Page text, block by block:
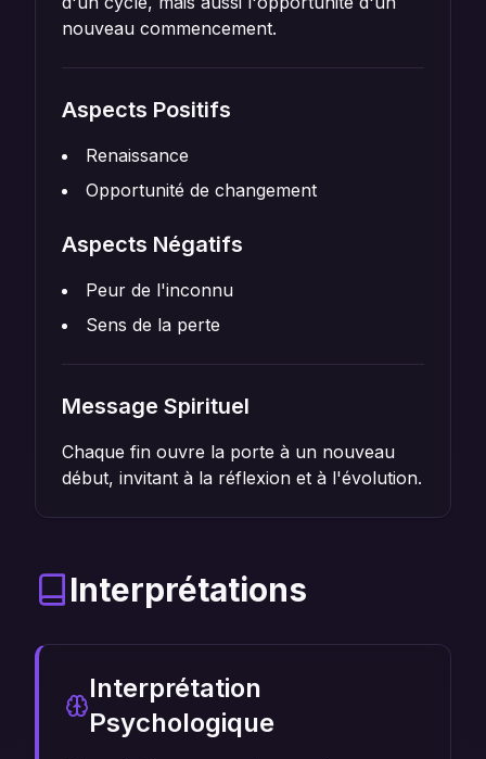
nouveau commencement.
Aspects Positifs
Renaissance
Opportunité de changement
Aspects Négatifs
Peur de l'inconnu
Sens de la perte
Message Spirituel
Chaque fin ouvre la porte à un nouveau
début, invitant à la réflexion et à l'évolution.
Interprétations
Interprétation
Psychologique